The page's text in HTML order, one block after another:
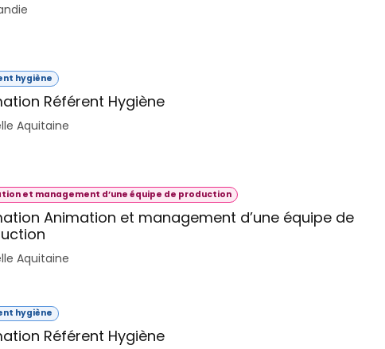
hygiène
Référent Hygiène
Aquitaine
et management d’une équipe de production
Animation et management d’une équipe de
Aquitaine
hygiène
Référent Hygiène